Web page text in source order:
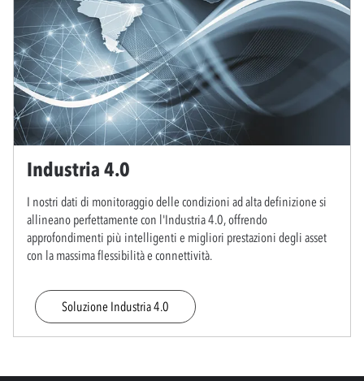
Industria 4.0
I nostri dati di monitoraggio delle condizioni ad alta definizione si
allineano perfettamente con l'Industria 4.0, offrendo
approfondimenti più intelligenti e migliori prestazioni degli asset
con la massima flessibilità e connettività.
Soluzione Industria 4.0